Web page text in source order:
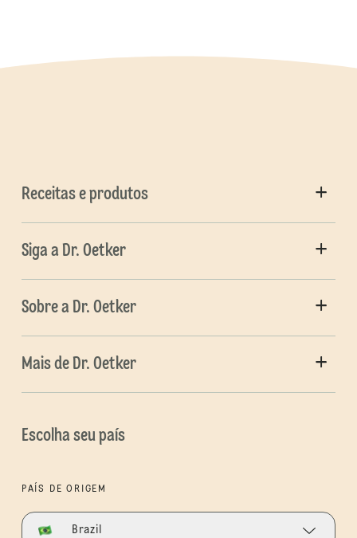
Receitas e produtos
Siga a Dr. Oetker
Sobre a Dr. Oetker
Mais de Dr. Oetker
Escolha seu país
PAÍS DE ORIGEM
Brazil